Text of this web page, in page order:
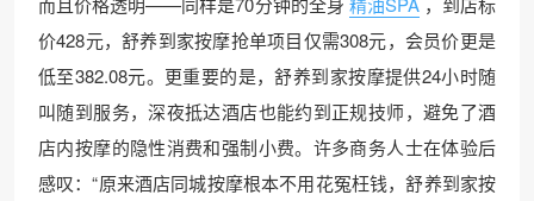
价428元，舒养到家按摩抢单项目仅需308元，会员价更是
低至382.08元。更重要的是，舒养到家按摩提供24小时随
叫随到服务，深夜抵达酒店也能约到正规技师，避免了酒
店内按摩的隐性消费和强制小费。许多商务人士在体验后
感叹：“原来酒店同城按摩根本不用花冤枉钱，舒养到家按